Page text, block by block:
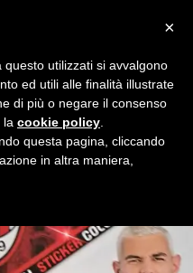
le partite del Milan
emozioni e commenti
tifosi rossoneri.
×
utilizzati si avvalgono
ed utili alle finalità illustrate
di più o negare il consenso
la cookie policy
questa pagina, cliccando
in altra maniera,